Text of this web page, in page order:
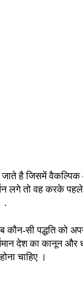
जाते है जिसमें
लगे तो वह करके
.
कौन-सी पद्धति को
देश का कानून
चाहिए ।